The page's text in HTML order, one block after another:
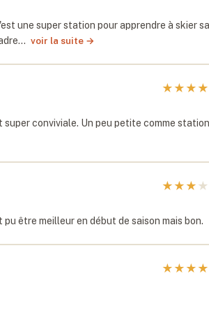
une super station pour apprendre à skier
voir la suite →
★ ★ ★ ★
conviviale. Un peu petite comme station
★ ★ ★ ★
être meilleur en début de saison mais bon.
★ ★ ★ ★